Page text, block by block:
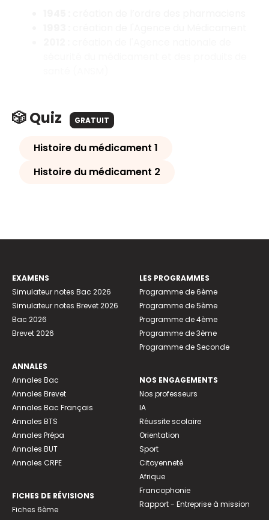
🎲 Quiz GRATUIT
Histoire du médicament 1
Histoire du médicament 2
EXAMENS
Simulateur notes Bac 2026
Simulateur notes Brevet 2026
Bac 2026
Brevet 2026
ANNALES
Annales Bac
Annales Brevet
Annales Bac Français
Annales BTS
Annales Prépa
Annales BUT
Annales CRPE
FICHES DE RÉVISIONS
Fiches 6ème
LES PROGRAMMES
Programme de 6ème
Programme de 5ème
Programme de 4ème
Programme de 3ème
Programme de Seconde
NOS ENGAGEMENTS
Nos professeurs
IA
Réussite scolaire
Orientation
Sport
Citoyenneté
Afrique
Francophonie
Rapport - Entreprise à mission